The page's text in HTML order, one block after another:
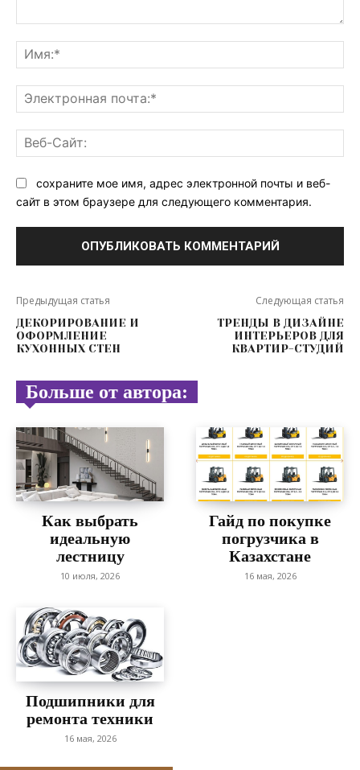
сохраните мое имя, адрес электронной почты и веб-
сайт в этом браузере для следующего комментария.
Предыдущая статья
ДЕКОРИРОВАНИЕ И
ОФОРМЛЕНИЕ
КУХОННЫХ СТЕН
Следующая статья
ТРЕНДЫ В ДИЗАЙНЕ
ИНТЕРЬЕРОВ ДЛЯ
КВАРТИР-СТУДИЙ
Больше от автора:
Как выбрать
идеальную
лестницу
10 июля, 2026
Гайд по покупке
погрузчика в
Казахстане
16 мая, 2026
Подшипники для
ремонта техники
16 мая, 2026